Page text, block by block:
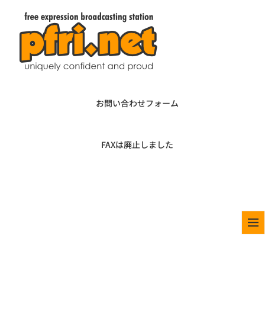
お問い合わせフォーム
FAXは廃止しました